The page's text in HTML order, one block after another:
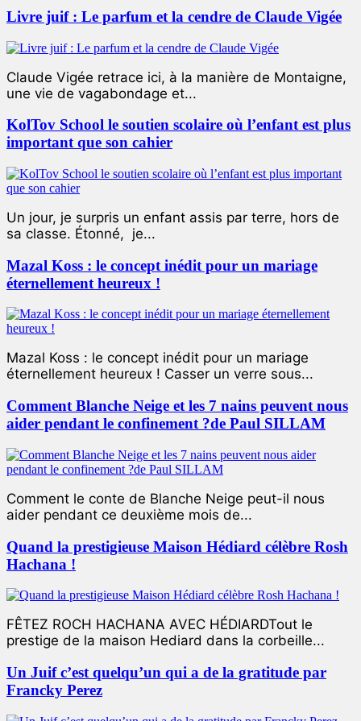
Livre juif : Le parfum et la cendre de Claude Vigée
Claude Vigée retrace ici, à la manière de Montaigne,
une vie de vagabondage et...
KolTov School le soutien scolaire où l’enfant est plus
important que son cahier
Un jour, je surpris un enfant assis par terre, hors de
sa classe. Étonné, je...
Mazal Koss : le concept inédit pour un mariage
éternellement heureux !
Mazal Koss : le concept inédit pour un mariage
éternellement heureux ! Casser un verre sous...
Comment Blanche Neige et les 7 nains peuvent nous
aider pendant le confinement ?de Paul SILLAM
Comment le conte de Blanche Neige peut-il nous
aider pendant ce deuxième mois de...
Quand la prestigieuse Maison Hédiard célèbre Rosh
Hachana !
FÊTEZ ROCH HACHANA AVEC HÉDIARDTout le
prestige de la maison Hediard dans la corbeille...
Un Juif c’est quelqu’un qui a de la gratitude par
Francky Perez